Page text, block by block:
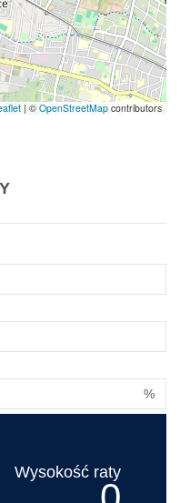
| © OpenStreetMap contributors
%
Wysokość raty